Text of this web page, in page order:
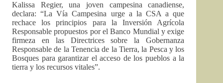
Kalissa Regier, una joven campesina canadiense,
declara: “La Vía Campesina urge a la CSA a que
rechace los principios para la Inversión Agrícola
Responsable propuestos por el Banco Mundial y exige
firmeza en las Directrices sobre la Gobernanza
Responsable de la Tenencia de la Tierra, la Pesca y los
Bosques para garantizar el acceso de los pueblos a la
tierra y los recursos vitales”.